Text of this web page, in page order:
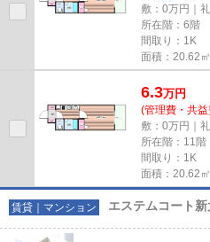
敷：0万円｜
所在階：6階
間取り：1K
面積：20.62㎡
6.3万円
(管理費・共
敷：0万円｜
所在階：11階
間取り：1K
面積：20.62㎡
賃貸｜マンション エステムコート